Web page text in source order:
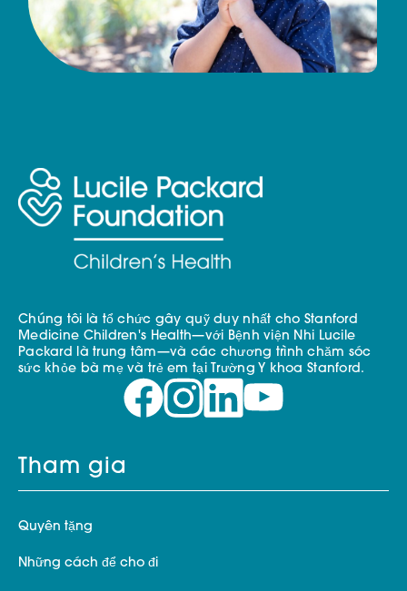
Chúng tôi là tổ chức gây quỹ duy nhất cho Stanford
Medicine Children's Health—với Bệnh viện Nhi Lucile
Packard là trung tâm—và các chương trình chăm sóc
sức khỏe bà mẹ và trẻ em tại Trường Y khoa Stanford.
Tham gia
Quyên tặng
Những cách để cho đi